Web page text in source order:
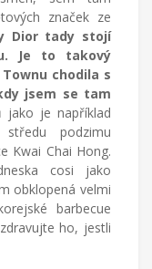
značek ze
Dior tady stojí
Je to takový
chodila s
jsem se tam
jako je například
podzimu
Kwai Chai Hong.
cosi jako
obklopená velmi
barbecue
ho, jestli